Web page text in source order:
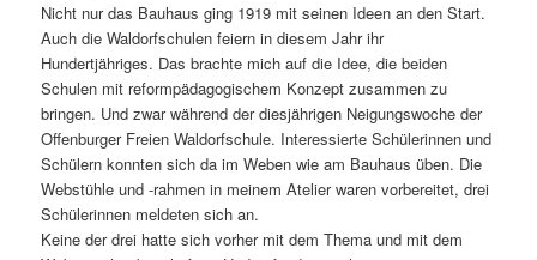
Nicht nur das Bauhaus ging 1919 mit seinen Ideen an den Start.
Auch die Waldorfschulen feiern in diesem Jahr ihr
Hundertjähriges. Das brachte mich auf die Idee, die beiden
Schulen mit reformpädagogischem Konzept zusammen zu
bringen. Und zwar während der diesjährigen Neigungswoche der
Offenburger Freien Waldorfschule. Interessierte Schülerinnen und
Schülern konnten sich da im Weben wie am Bauhaus üben. Die
Webstühle und -rahmen in meinem Atelier waren vorbereitet, drei
Schülerinnen meldeten sich an.
Keine der drei hatte sich vorher mit dem Thema und mit dem